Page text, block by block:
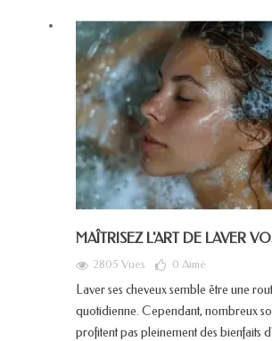
MAÎTRISEZ L'ART DE LAVER
2805 Vues 0 Aimé
Laver ses cheveux semble être une
quotidienne. Cependant, nombreux
profitent pas pleinement des bienfaits